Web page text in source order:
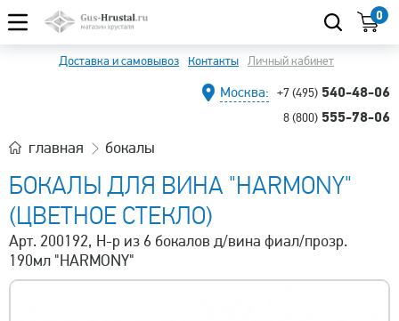
0
Доставка и самовывоз Контакты Личный кабинет
Москва: +7 (495) 540-48-06
8 (800) 555-78-06
главная бокалы
БОКАЛЫ ДЛЯ ВИНА "HARMONY"
(ЦВЕТНОЕ СТЕКЛО)
Арт. 200192, Н-р из 6 бокалов д/вина фиал/прозр.
190мл "HARMONY"